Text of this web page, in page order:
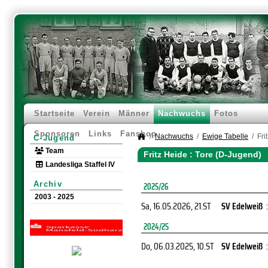
Startseite Verein Männer Nachwuchs Fotos
Sponsoren Links Fanshop
C-Jugend
Team
Landesliga Staffel IV
Archiv
2003 - 2025
Nachwuchs Ewige Tabelle
Fritz Heide : Tore (D-Jugend)
2025/26
Sa, 16.05.2026, 21.ST SV Edelweiß :
2024/25
Do, 06.03.2025, 10.ST SV Edelweiß :